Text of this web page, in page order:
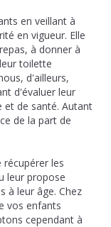
en veillant à
en vigueur. Elle
à donner à
toilette
d'ailleurs,
d'évaluer leur
et de santé. Autant
de la part de
les
leur propose
à leur âge. Chez
vos enfants
cependant à